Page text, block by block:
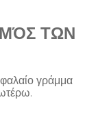
ΤΩΝ
γράμμα